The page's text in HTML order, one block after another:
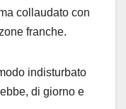
collaudato con
franche.
indisturbato
di giorno e